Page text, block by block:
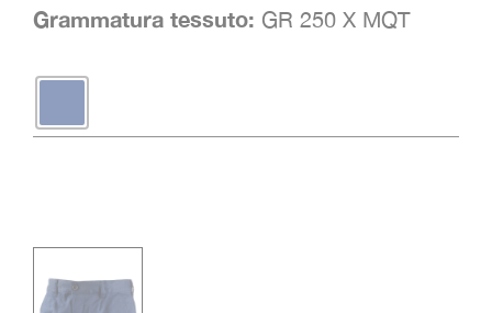
Grammatura tessuto: GR 250 X MQT